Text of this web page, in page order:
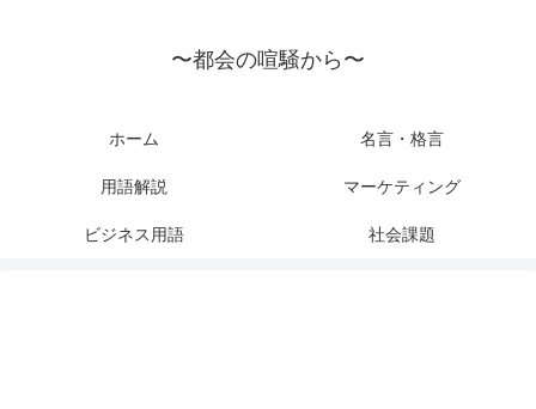
〜都会の喧騒から〜
ホーム 名言・格言
用語解説 マーケティング
ビジネス用語 社会課題